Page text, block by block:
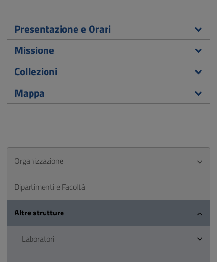
Presentazione e Orari
Missione
Collezioni
Mappa
Organizzazione
Dipartimenti e Facoltà
Altre strutture
Laboratori